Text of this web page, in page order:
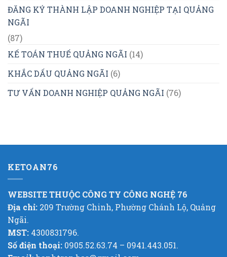
ĐĂNG KÝ THÀNH LẬP DOANH NGHIỆP TẠI QUẢNG
NGÃI
(87)
KẾ TOÁN THUẾ QUẢNG NGÃI (14)
KHẮC DẤU QUẢNG NGÃI (6)
TƯ VẤN DOANH NGHIỆP QUẢNG NGÃI (76)
KETOAN76
WEBSITE THUỘC CÔNG TY CÔNG NGHỆ 76
Địa chỉ: 209 Trường Chinh, Phường Chánh Lộ, Quảng
Ngãi.
MST: 4300831796.
Số điện thoại: 0905.52.63.74 – 0941.443.051.